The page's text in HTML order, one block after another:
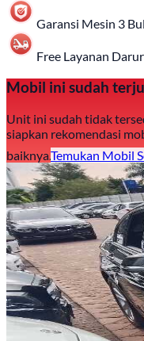
Garansi Mesin 3
Free Layanan
Mobil ini sudah
Unit ini sudah tidak
siapkan rekomendasi
baiknya.Temukan Mobil